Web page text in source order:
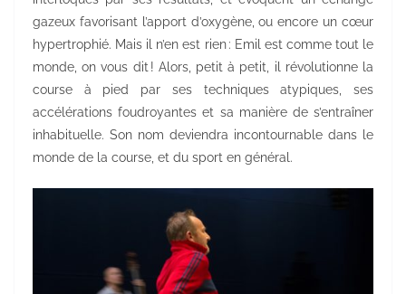
gazeux favorisant l’apport d’oxygène, ou encore un cœur
hypertrophié. Mais il n’en est rien : Emil est comme tout le
monde, on vous dit ! Alors, petit à petit, il révolutionne la
course à pied par ses techniques atypiques, ses
accélérations foudroyantes et sa manière de s’entraîner
inhabituelle. Son nom deviendra incontournable dans le
monde de la course, et du sport en général.